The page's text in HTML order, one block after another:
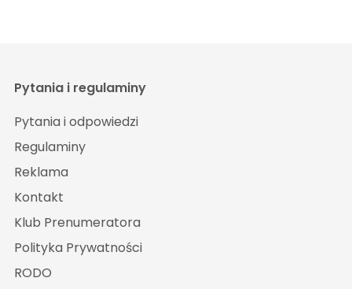
Pytania i regulaminy
Pytania i odpowiedzi
Regulaminy
Reklama
Kontakt
Klub Prenumeratora
Polityka Prywatności
RODO